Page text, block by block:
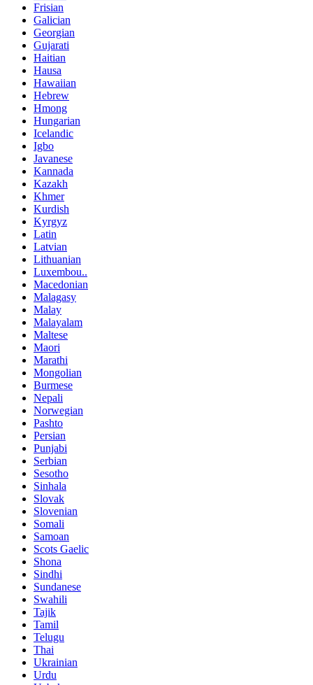
Frisian
Galician
Georgian
Gujarati
Haitian
Hausa
Hawaiian
Hebrew
Hmong
Hungarian
Icelandic
Igbo
Javanese
Kannada
Kazakh
Khmer
Kurdish
Kyrgyz
Latin
Latvian
Lithuanian
Luxembou..
Macedonian
Malagasy
Malay
Malayalam
Maltese
Maori
Marathi
Mongolian
Burmese
Nepali
Norwegian
Pashto
Persian
Punjabi
Serbian
Sesotho
Sinhala
Slovak
Slovenian
Somali
Samoan
Scots Gaelic
Shona
Sindhi
Sundanese
Swahili
Tajik
Tamil
Telugu
Thai
Ukrainian
Urdu